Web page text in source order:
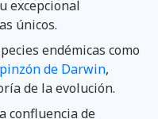
excepcional
únicos.
endémicas como
pinzón de Darwin,
de la evolución.
confluencia de